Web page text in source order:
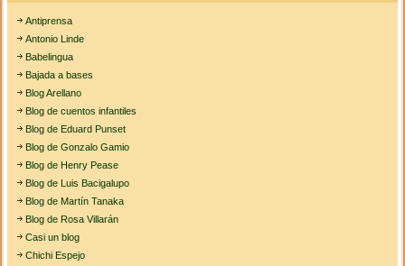
Antiprensa
Antonio Linde
Babelingua
Bajada a bases
Blog Arellano
Blog de cuentos infantiles
Blog de Eduard Punset
Blog de Gonzalo Gamio
Blog de Henry Pease
Blog de Luis Bacigalupo
Blog de Martín Tanaka
Blog de Rosa Villarán
Casi un blog
Chichi Espejo